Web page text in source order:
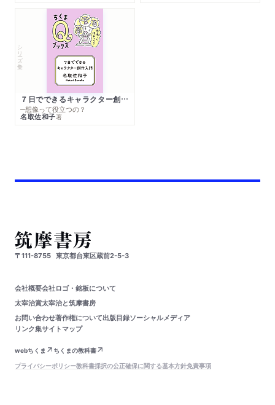
シリーズ・全集
７日でできるキャラクター創作入門
─想像って役立つの？
名取佐和子著
〒111-8755 東京都台東区蔵前2-5-3
会社概要会社ロゴ・銘板について
太宰治賞太宰治と筑摩書房
お問い合わせ著作権について出版目録ソーシャルメディア
リンク集サイトマップ
webちくま
ちくまの教科書
プライバシーポリシー教科書採択の公正確保に関する基本方針免責事項